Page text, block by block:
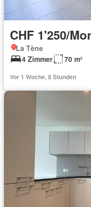
CHF 1'250/
La Tène
4 Zimmer
70 m²
Vor 1 Woche, 8 Stunden